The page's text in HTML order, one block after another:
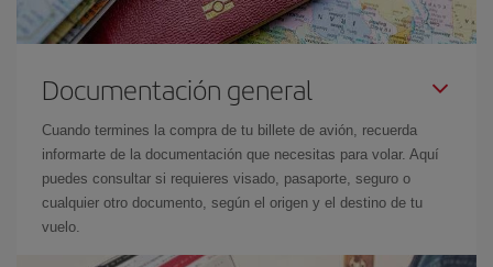
Documentación general
Cuando termines la compra de tu billete de avión, recuerda
informarte de la documentación que necesitas para volar. Aquí
puedes consultar si requieres visado, pasaporte, seguro o
cualquier otro documento, según el origen y el destino de tu
vuelo.